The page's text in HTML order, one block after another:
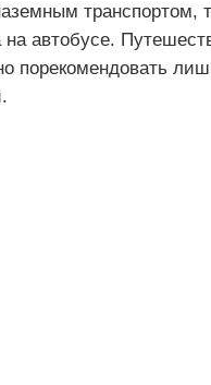
транспортом,
на автобусе.
порекомендовать